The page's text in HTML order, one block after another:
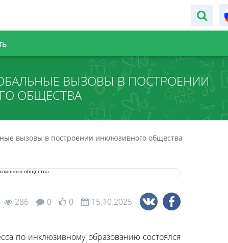
ВЫЗОВЫ В ПОСТРОЕНИИ
ОБЩЕСТВА
вызовы в построении инклюзивного общества
286 0 0 15.10.2025
по инклюзивному образованию состоялся